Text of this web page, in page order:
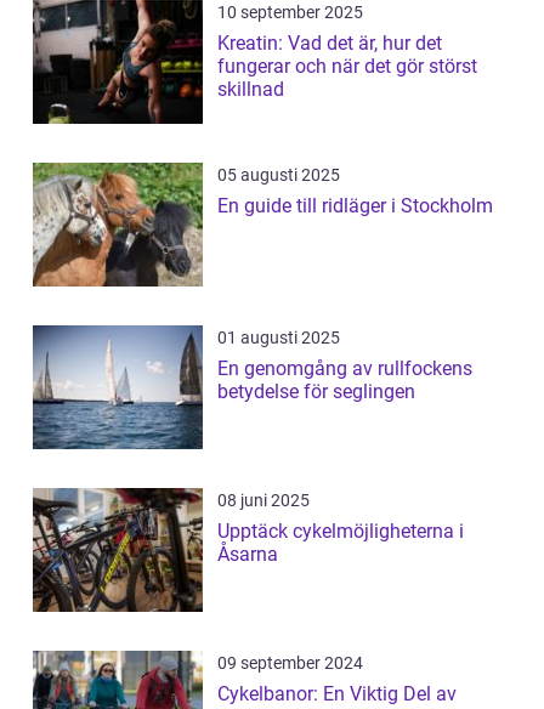
10 september 2025
Kreatin: Vad det är, hur det
fungerar och när det gör störst
skillnad
05 augusti 2025
En guide till ridläger i Stockholm
01 augusti 2025
En genomgång av rullfockens
betydelse för seglingen
08 juni 2025
Upptäck cykelmöjligheterna i
Åsarna
09 september 2024
Cykelbanor: En Viktig Del av